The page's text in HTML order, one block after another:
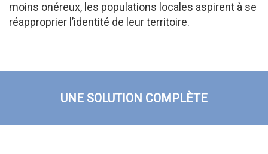
moins onéreux, les populations locales aspirent à se
réapproprier l’identité de leur territoire.
UNE SOLUTION COMPLÈTE